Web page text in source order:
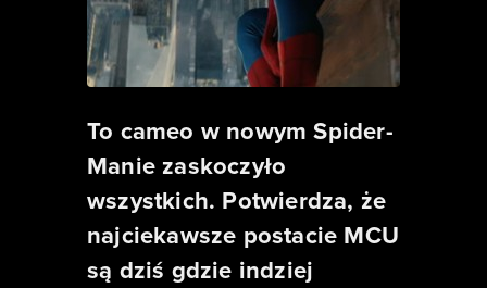
To cameo w nowym Spider-
Manie zaskoczyło
wszystkich. Potwierdza, że
najciekawsze postacie MCU
są dziś gdzie indziej